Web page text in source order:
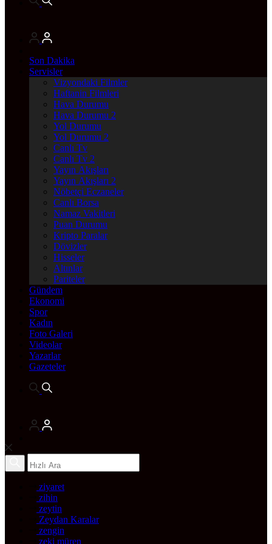
Son Dakika
Servisler
Vizyondaki Filmler
Haftanin Filmleri
Hava Durumu
Hava Durumu 2
Yol Durumu
Yol Durumu 2
Canlı Tv
Canlı Tv 2
Yayın Akışları
Yayın Akışları 2
Nöbetçi Eczaneler
Canlı Borsa
Namaz Vakitleri
Puan Durumu
Kripto Paralar
Dövizler
Hisseler
Altınlar
Pariteler
Gündem
Ekonomi
Spor
Kadın
Foto Galeri
Videolar
Yazarlar
Gazeteler
ziyaret
zihin
zeytin
Zeydan Karalar
zengin
zeki müren